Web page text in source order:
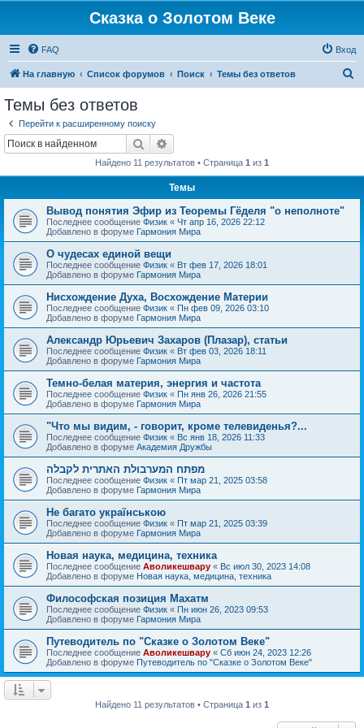
Сказка о Золотом Веке
FAQ Вход
На главную Список форумов Поиск Темы без ответов
Темы без ответов
Перейти к расширенному поиску
Поиск
Найдено 11 результатов • Страница 1 из 1
Темы
Вывод понятия Эфир из Теоремы Гёделя "о неполноте"
Последнее сообщение Физик « Чт апр 16, 2026 22:12
Добавлено в форуме Гармония Мира
О чудесах единой вещи
Последнее сообщение Физик « Вт фев 17, 2026 18:01
Добавлено в форуме Гармония Мира
Нисхождение Духа, Восхождение Материи
Последнее сообщение Физик « Пн фев 09, 2026 03:10
Добавлено в форуме Гармония Мира
Александр Юрьевич Захаров (Плазар), статьи
Последнее сообщение Физик « Вт фев 03, 2026 18:11
Добавлено в форуме Гармония Мира
Темно-белая материя, энергия и частота
Последнее сообщение Физик « Пн янв 26, 2026 21:55
Добавлено в форуме Гармония Мира
"Что мы видим, - говорит, кроме телевиденья?...
Последнее сообщение Физик « Вс янв 18, 2026 11:33
Добавлено в форуме Академия Дружбы
מפתח המערבולת האתרית לקבלה
Последнее сообщение Физик « Пт мар 21, 2025 03:58
Добавлено в форуме Гармония Мира
Не багато українською
Последнее сообщение Физик « Пт мар 21, 2025 03:39
Добавлено в форуме Гармония Мира
Новая наука, медицина, техника
Последнее сообщение Аволикешвару « Вс июл 30, 2023 14:08
Добавлено в форуме Новая наука, медицина, техника
Философская позиция Махатм
Последнее сообщение Физик « Пн июн 26, 2023 09:53
Добавлено в форуме Гармония Мира
Путеводитель по "Сказке о Золотом Веке"
Последнее сообщение Аволикешвару « Сб июн 24, 2023 12:26
Добавлено в форуме Путеводитель по "Сказке о Золотом Веке"
Найдено 11 результатов • Страница 1 из 1